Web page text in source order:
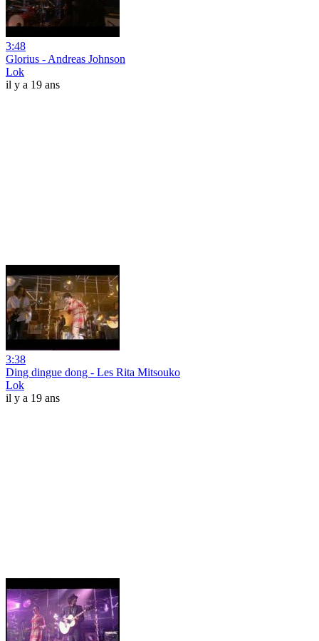
3:48
Glorius - Andreas Johnson
Lok
il y a 19 ans
3:38
Ding dingue dong - Les Rita Mitsouko
Lok
il y a 19 ans